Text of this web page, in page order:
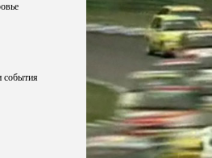
события